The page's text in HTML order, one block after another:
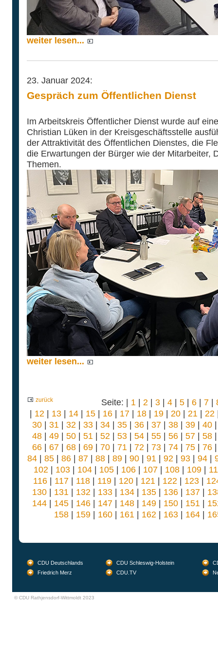
weiter lesen...
23. Januar 2024:
Gespräch zum Öffentlichen Dienst
Im Arbeitskreis Öffentlicher Dienst wurde auf
Christian Lüken in der Kreisgeschäftsstelle
der Attraktivität des Öffentlichen Dienstes, die
die Erwartungen der Bürger wie der Mitarbeiter,
Themen.
weiter lesen...
zurück Seite: | 1 | 2 | 3 | 4 | 5 | 6 | 7 |
| 12 | 13| 14| 15| 16| 17| 18| 19| 20| 21 | 22
30| 31 | 32 | 33| 34| 35| 36| 37| 38| 39| 40
48| 49| 50| 51 | 52 | 53| 54| 55| 56| 57| 58
66| 67| 68| 69| 70| 71 | 72 | 73| 74| 75| 76
84| 85| 86| 87| 88| 89| 90| 91 | 92 | 93| 94|
102 | 103 | 104 | 105 | 106 | 107 | 108 | 109 |
116| 117| 118| 119| 120| 121 | 122 | 123|
130| 131 | 132 | 133| 134| 135| 136| 137|
144| 145| 146| 147| 148| 149| 150| 151 |
158| 159| 160| 161 | 162 | 163| 164|
CDU Deutschlands CDU Schleswig-Holstein
Friedrich Merz
CDU.TV
© CDU Rathjensdorf-Wittmoldt 2023